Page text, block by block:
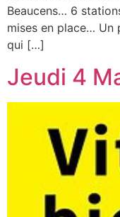
Beaucens… 6
mises en place… Un
qui […]
Jeudi 4